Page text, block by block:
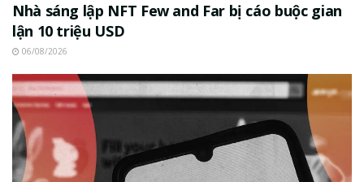
Nhà sáng lập NFT Few and Far bị cáo buộc gian
lận 10 triệu USD
06/08/2026